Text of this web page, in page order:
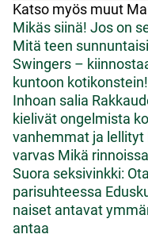
Katso myös muut
Mikäs siinä! Jos on
Mitä teen
Swingers –
kuntoon kotikonstein!
Inhoan salia
kielivät ongelmista
vanhemmat ja lellityt
varvas Mikä
Suora seksivinkki:
parisuhteessa
naiset antavat
antaa